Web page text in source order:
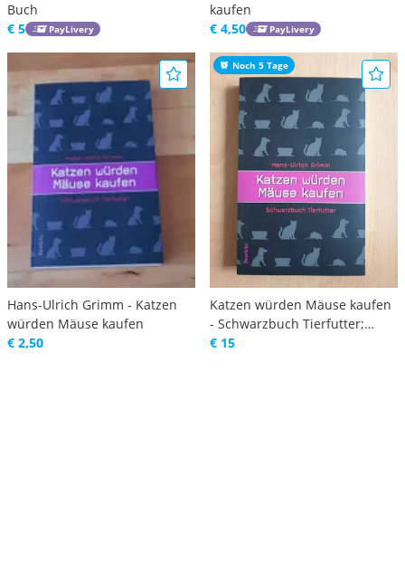
Buch
€ 5
PayLivery
kaufen
€ 4,50
PayLivery
Hans-Ulrich Grimm - Katzen
würden Mäuse kaufen
€ 2,50
Noch 5 Tage
Katzen würden Mäuse kaufen
- Schwarzbuch Tierfutter;
Grimm
€ 15